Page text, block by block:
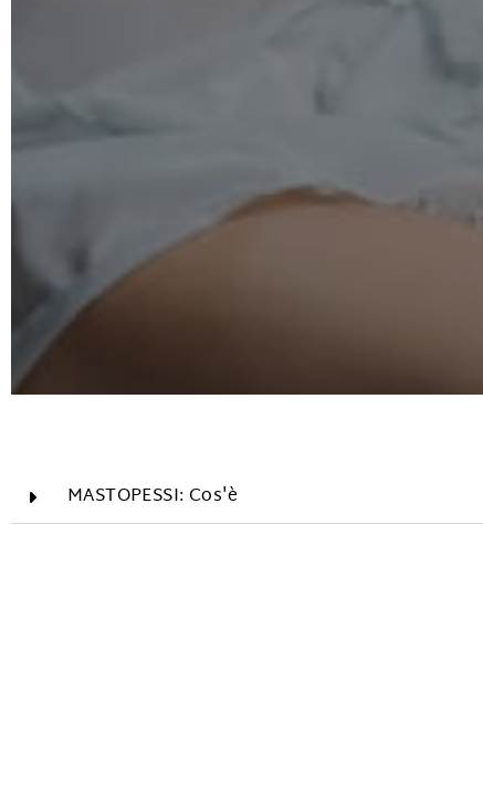
MASTOPESSI: Cos'è